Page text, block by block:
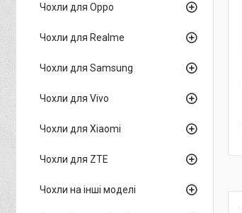
Чохли для Oppo
Чохли для Realme
Чохли для Samsung
Чохли для Vivo
Чохли для Xiaomi
Чохли для ZTE
Чохли на інші моделі